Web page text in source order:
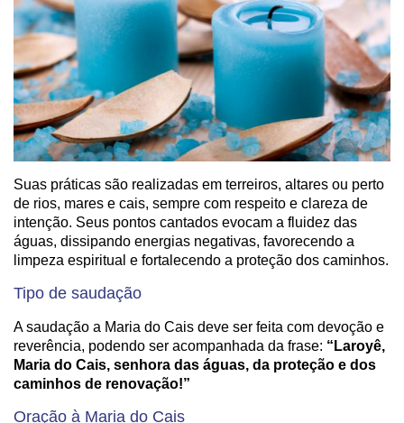
Suas práticas são realizadas em terreiros, altares ou perto
de rios, mares e cais, sempre com respeito e clareza de
intenção. Seus pontos cantados evocam a fluidez das
águas, dissipando energias negativas, favorecendo a
limpeza espiritual e fortalecendo a proteção dos caminhos.
Tipo de saudação
A saudação a Maria do Cais deve ser feita com devoção e
reverência, podendo ser acompanhada da frase: “Laroyê,
Maria do Cais, senhora das águas, da proteção e dos
caminhos de renovação!”
Oração à Maria do Cais